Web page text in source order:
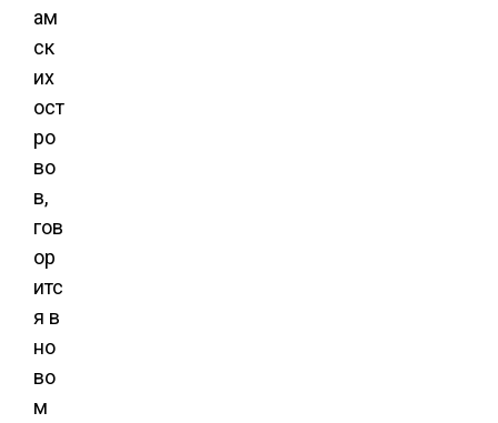
ам
ск
их
ост
ро
во
в,
гов
ор
итс
я в
но
во
м